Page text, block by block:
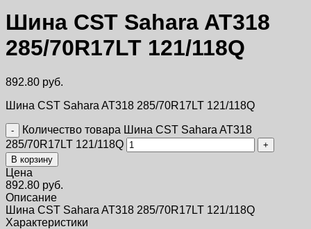
Шина CST Sahara AT318
285/70R17LT 121/118Q
892.80 руб.
Шина CST Sahara AT318 285/70R17LT 121/118Q
Количество товара Шина CST Sahara AT318
285/70R17LT 121/118Q
В корзину
Цена
892.80 руб.
Описание
Шина CST Sahara AT318 285/70R17LT 121/118Q
Характеристики